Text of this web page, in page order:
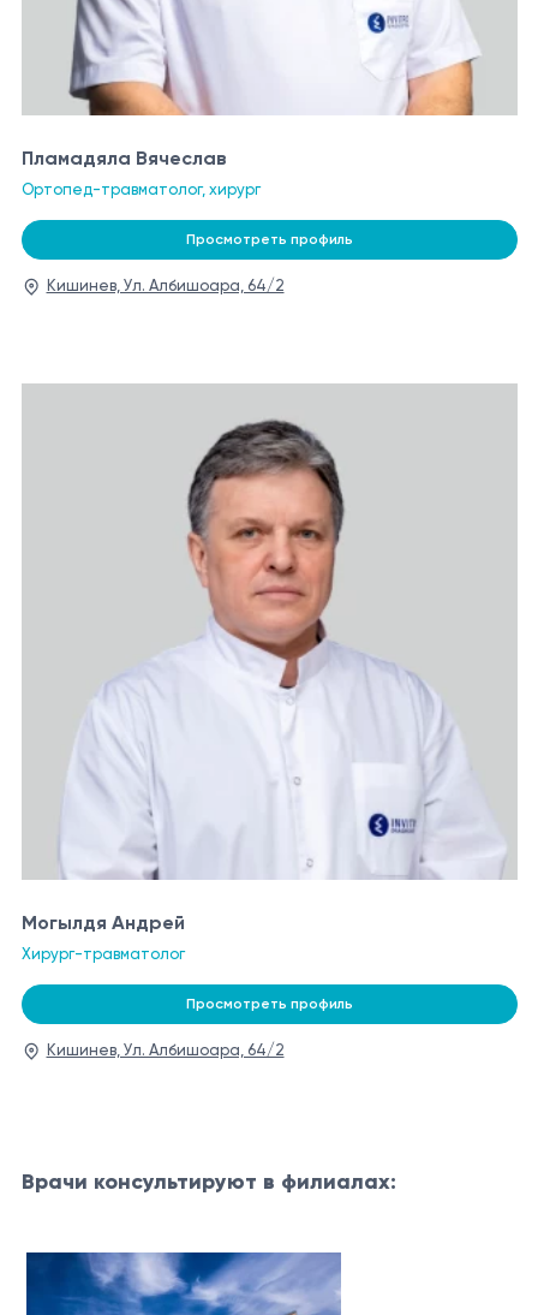
Пламадяла Вячеслав
Ортопед-травматолог, хирург
Просмотреть профиль
Кишинев, Ул. Албишоара, 64/2
Могылдя Андрей
Хирург-травматолог
Просмотреть профиль
Кишинев, Ул. Албишоара, 64/2
Врачи консультируют в филиалах: